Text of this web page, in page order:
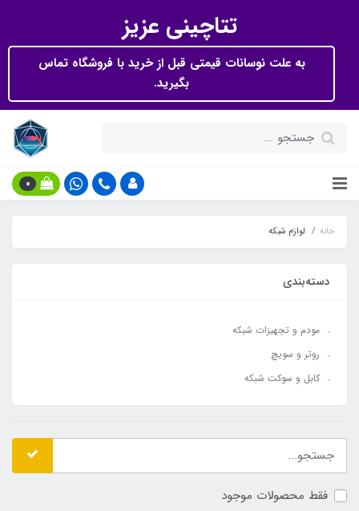
تتاچینی عزیز
به علت نوسانات قیمتی قبل از خرید با فروشگاه تماس
بگیرید.
0
خانه لوازم شبکه
دسته‌بندی
مودم و تجهیزات شبکه
روتر و سویچ
کابل و سوکت شبکه
فقط محصولات موجود